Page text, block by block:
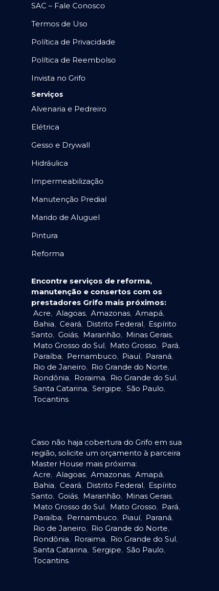
SAC – Fale Conosco
Termos de Uso
Política de Privacidade
Política de Reembolso
Invista no Grifo
Serviços
Alvenaria e Pedreiro
Elétrica
Gesso e Drywall
Hidráulica
Impermeabilização
Manutenção Predial
Marido de Aluguel
Pintura
Reforma
Encontre serviços de reforma,
manutenção e consertos com os
prestadores Grifo mais próximos:
Acre, Alagoas, Amazonas, Amapá,
Bahia, Ceará, Distrito Federal, Espírito
Santo, Goiás, Maranhão, Minas Gerais,
Mato Grosso do Sul, Mato Grosso, Pará,
Paraíba, Pernambuco, Piauí, Paraná,
Rio de Janeiro, Rio Grande do Norte,
Rondônia, Roraima, Rio Grande do Sul,
Santa Catarina, Sergipe, São Paulo,
Tocantins.
Caso não haja cobertura do Grifo em sua
região, solicite um orçamento à parceira
Master House mais próxima:
Acre, Alagoas, Amazonas, Amapá,
Bahia, Ceará, Distrito Federal, Espírito
Santo, Goiás, Maranhão, Minas Gerais,
Mato Grosso do Sul, Mato Grosso, Pará,
Paraíba, Pernambuco, Piauí, Paraná,
Rio de Janeiro, Rio Grande do Norte,
Rondônia, Roraima, Rio Grande do Sul,
Santa Catarina, Sergipe, São Paulo,
Tocantins.